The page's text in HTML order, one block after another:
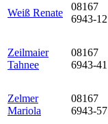
Weiß Renate
08167
6943-12
Zeilmaier
Tahnee
08167
6943-41
Zelmer
Mariola
08167
6943-57